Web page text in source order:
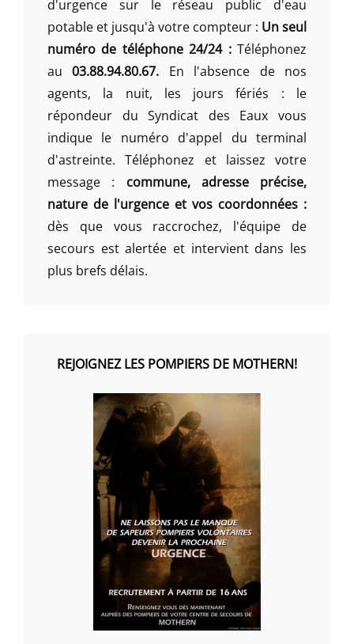
d'urgence sur le réseau public d'eau
potable et jusqu'à votre compteur : Un seul
numéro de téléphone 24/24 :Téléphonez
au03.88.94.80.67. En l'absence de nos
agents, la nuit, les jours fériés : le
répondeur du Syndicat des Eaux vous
indique le numéro d'appel du terminal
d'astreinte. Téléphonez et laissez votre
message : commune, adresse précise,
nature de l'urgence et vos coordonnées :
dès que vous raccrochez, l'équipe de
secours est alertée et intervient dans les
plus brefs délais.
REJOIGNEZ LES POMPIERS DE MOTHERN!